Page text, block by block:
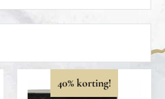
40% korting!